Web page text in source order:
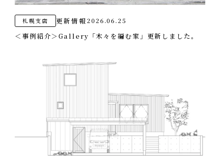
札幌支店 更新情報2026.06.25
＜事例紹介＞Gallery「木々を編む家」更新しました。